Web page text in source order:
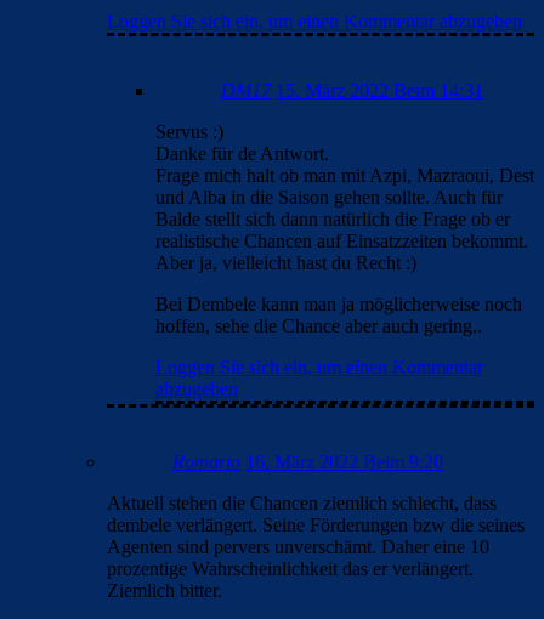
Loggen Sie sich ein, um einen Kommentar abzugeben
DM17 15. März 2022 Beim 14:31
Servus :)
Danke für de Antwort.
Frage mich halt ob man mit Azpi, Mazraoui, Dest
und Alba in die Saison gehen sollte. Auch für
Balde stellt sich dann natürlich die Frage ob er
realistische Chancen auf Einsatzzeiten bekommt.
Aber ja, vielleicht hast du Recht :)
Bei Dembele kann man ja möglicherweise noch
hoffen, sehe die Chance aber auch gering..
Loggen Sie sich ein, um einen Kommentar
abzugeben
Romario 16. März 2022 Beim 9:20
Aktuell stehen die Chancen ziemlich schlecht, dass
dembele verlängert. Seine Förderungen bzw die seines
Agenten sind pervers unverschämt. Daher eine 10
prozentige Wahrscheinlichkeit das er verlängert.
Ziemlich bitter.